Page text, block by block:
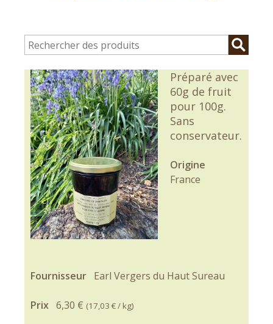
Préparé avec
60g de fruit
pour 100g.
Sans
conservateur.
Origine
France
Fournisseur Earl Vergers du Haut Sureau
Prix 6,30 € (17,03 €/ kg)